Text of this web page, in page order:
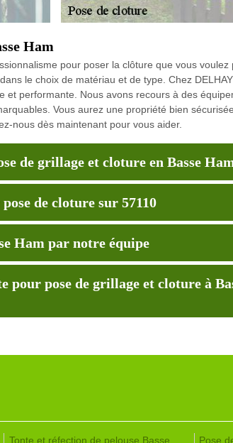
Ham
pour poser la clôture que vous voulez
le choix de matériau et de type. Chez
et performante. Nous avons recours à des
Vous aurez une propriété bien
nous dès maintenant pour vous aider.
de grillage et cloture en Basse
de cloture sur 57110
Ham par notre équipe
pour pose de grillage et cloture à
Tonte et réfection de pelouse Basse Pose